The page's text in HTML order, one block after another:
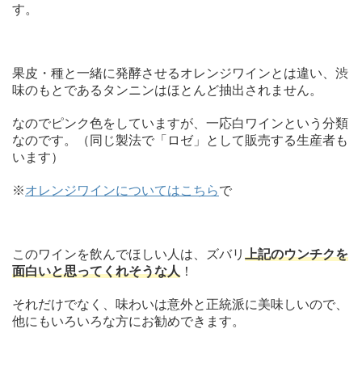
す。
果皮・種と一緒に発酵させるオレンジワインとは違い、渋
味のもとであるタンニンはほとんど抽出されません。
なのでピンク色をしていますが、一応白ワインという分類
なのです。（同じ製法で「ロゼ」として販売する生産者も
います）
※オレンジワインについてはこちらで
このワインを飲んでほしい人は、ズバリ 上記のウンチクを
面白いと思ってくれそうな人 ！
それだけでなく、味わいは意外と正統派に美味しいので、
他にもいろいろな方にお勧めできます。